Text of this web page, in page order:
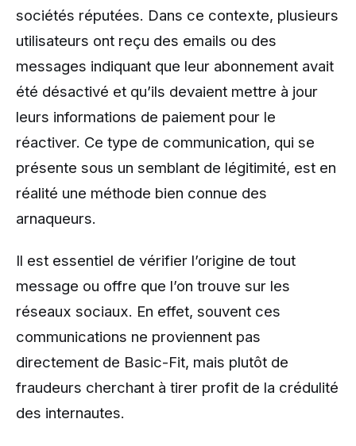
sociétés réputées. Dans ce contexte, plusieurs
utilisateurs ont reçu des emails ou des
messages indiquant que leur abonnement avait
été désactivé et qu’ils devaient mettre à jour
leurs informations de paiement pour le
réactiver. Ce type de communication, qui se
présente sous un semblant de légitimité, est en
réalité une méthode bien connue des
arnaqueurs.
Il est essentiel de vérifier l’origine de tout
message ou offre que l’on trouve sur les
réseaux sociaux. En effet, souvent ces
communications ne proviennent pas
directement de Basic-Fit, mais plutôt de
fraudeurs cherchant à tirer profit de la crédulité
des internautes.